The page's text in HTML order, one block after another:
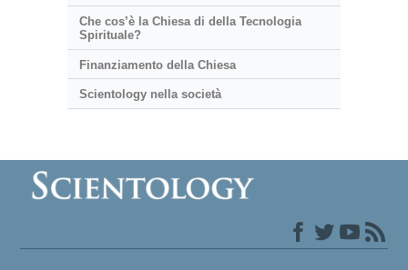
Che cos’è la Chiesa di della Tecnologia
Spirituale?
Finanziamento della Chiesa
Scientology nella società